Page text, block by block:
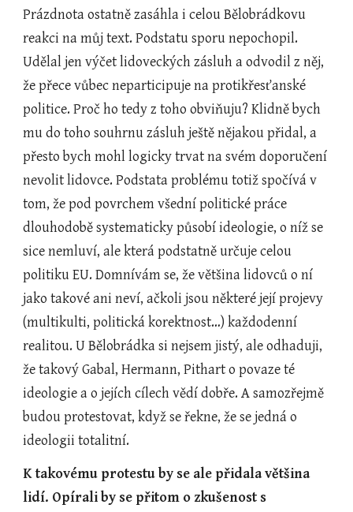
Prázdnota ostatně zasáhla i celou Bělobrádkovu
reakci na můj text. Podstatu sporu nepochopil.
Udělal jen výčet lidoveckých zásluh a odvodil z něj,
že přece vůbec neparticipuje na protikřesťanské
politice. Proč ho tedy z toho obviňuju? Klidně bych
mu do toho souhrnu zásluh ještě nějakou přidal, a
přesto bych mohl logicky trvat na svém doporučení
nevolit lidovce. Podstata problému totiž spočívá v
tom, že pod povrchem všední politické práce
dlouhodobě systematicky působí ideologie, o níž se
sice nemluví, ale která podstatně určuje celou
politiku EU. Domnívám se, že většina lidovců o ní
jako takové ani neví, ačkoli jsou některé její projevy
(multikulti, politická korektnost…) každodenní
realitou. U Bělobrádka si nejsem jistý, ale odhaduji,
že takový Gabal, Hermann, Pithart o povaze té
ideologie a o jejích cílech vědí dobře. A samozřejmě
budou protestovat, když se řekne, že se jedná o
ideologii totalitní.
K takovému protestu by se ale přidala většina
lidí. Opírali by se přitom o zkušenost s